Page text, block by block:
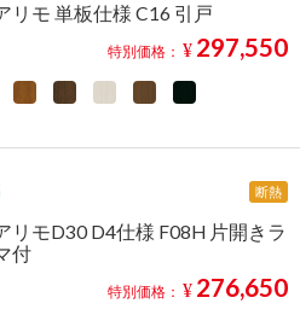
リモ 単板仕様 C16 引戸
特別価格： ¥ 297,550
断熱
リモD30 D4仕様 F08H 片開きラ
付
特別価格： ¥ 276,650